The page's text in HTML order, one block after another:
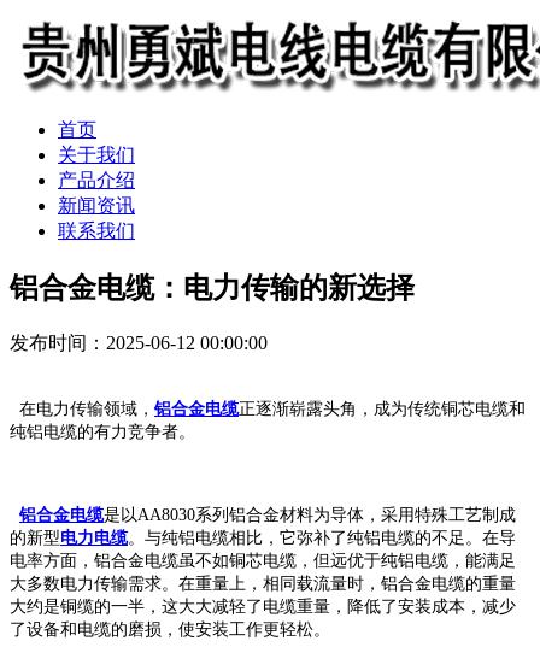
首页
关于我们
产品介绍
新闻资讯
联系我们
铝合金电缆：电力传输的新选择
发布时间：2025-06-12 00:00:00
在电力传输领域， 铝合金电缆正逐渐崭露头角，成为传统铜芯电缆和
纯铝电缆的有力竞争者。
铝合金电缆是以AA8030系列铝合金材料为导体，采用特殊工艺制成
的新型 电力电缆。与纯铝电缆相比，它弥补了纯铝电缆的不足。在导
电率方面，铝合金电缆虽不如铜芯电缆，但远优于纯铝电缆，能满足
大多数电力传输需求。在重量上，相同载流量时，铝合金电缆的重量
大约是铜缆的一半，这大大减轻了电缆重量，降低了安装成本，减少
了设备和电缆的磨损，使安装工作更轻松。